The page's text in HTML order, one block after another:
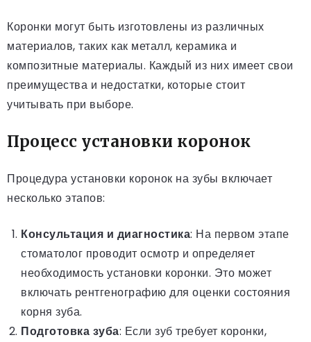
Коронки могут быть изготовлены из различных
материалов, таких как металл, керамика и
композитные материалы. Каждый из них имеет свои
преимущества и недостатки, которые стоит
учитывать при выборе.
Процесс установки коронок
Процедура установки коронок на зубы включает
несколько этапов:
Консультация и диагностика: На первом этапе
стоматолог проводит осмотр и определяет
необходимость установки коронки. Это может
включать рентгенографию для оценки состояния
корня зуба.
Подготовка зуба: Если зуб требует коронки,